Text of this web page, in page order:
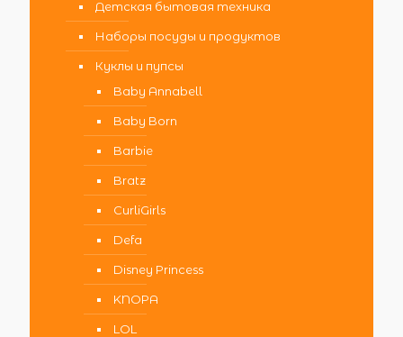
Детская бытовая техника
Наборы посуды и продуктов
Куклы и пупсы
Baby Annabell
Baby Born
Barbie
Bratz
CurliGirls
Defa
Disney Princess
KNOPA
LOL